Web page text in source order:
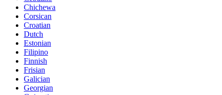
Chichewa
Corsican
Croatian
Dutch
Estonian
Filipino
Finnish
Frisian
Galician
Georgian